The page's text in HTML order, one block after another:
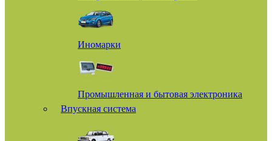
Иномарки
Промышленная и бытовая электроника
Впускная система